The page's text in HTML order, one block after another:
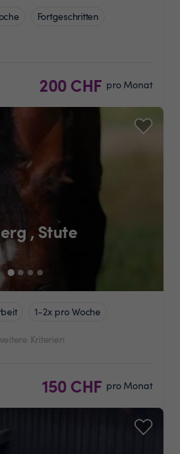
Fortgeschritten
200 CHF pro Monat
, Stute
1-2x pro Woche
Kriterien
150 CHF pro Monat